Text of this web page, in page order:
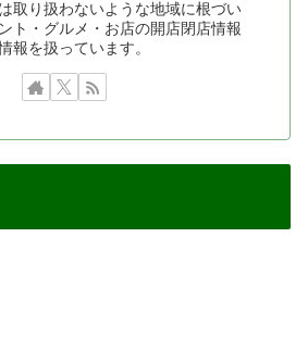
取り扱わないような地域に根づい
ト・グルメ・お店の開店閉店情報
報を扱っています。